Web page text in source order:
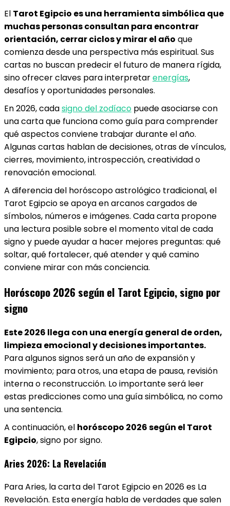
El Tarot Egipcio es una herramienta simbólica que
muchas personas consultan para encontrar
orientación, cerrar ciclos y mirar el año que
comienza desde una perspectiva más espiritual. Sus
cartas no buscan predecir el futuro de manera rígida,
sino ofrecer claves para interpretarenergías,
desafíos y oportunidades personales.
En 2026, cadasigno del zodíaco puede asociarse con
una carta que funciona como guía para comprender
qué aspectos conviene trabajar durante el año.
Algunas cartas hablan de decisiones, otras de vínculos,
cierres, movimiento, introspección, creatividad o
renovación emocional.
A diferencia del horóscopo astrológico tradicional, el
Tarot Egipcio se apoya en arcanos cargados de
símbolos, números e imágenes. Cada carta propone
una lectura posible sobre el momento vital de cada
signo y puede ayudar a hacer mejores preguntas: qué
soltar, qué fortalecer, qué atender y qué camino
conviene mirar con más conciencia.
Horóscopo 2026 según el Tarot Egipcio, signo por
signo
Este 2026 llega con una energía general de orden,
limpieza emocional y decisiones importantes.
Para algunos signos será un año de expansión y
movimiento; para otros, una etapa de pausa, revisión
interna o reconstrucción. Lo importante será leer
estas predicciones como una guía simbólica, no como
una sentencia.
A continuación, el horóscopo 2026 según el Tarot
Egipcio, signo por signo.
Aries 2026: La Revelación
Para Aries, la carta del Tarot Egipcio en 2026 es La
Revelación. Esta energía habla de verdades que salen